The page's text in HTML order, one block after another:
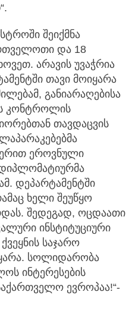
შეიქმნა
და 18
არავის უვაჭრია
თავი მოიყარა
განიარაღებისა
კონტროლის
თავდაცვის
ეროვნული
დეპარტამენტში
ხელი შეუწყო
შედეგად, ოცდაათი
ინსტიტუციური
საჯარო
სოლიდარობა
ინტერესების
ევროპაა!“-